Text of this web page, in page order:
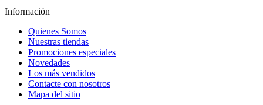
Información
Quienes Somos
Nuestras tiendas
Promociones especiales
Novedades
Los más vendidos
Contacte con nosotros
Mapa del sitio